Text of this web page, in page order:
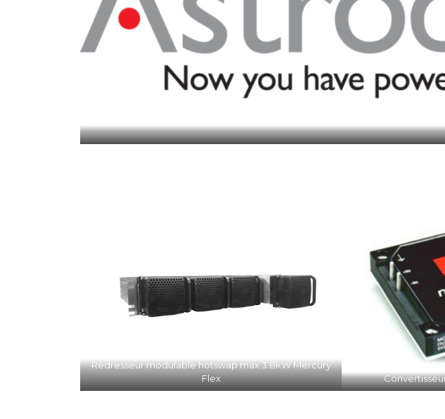
Redresseur modulable hotswap max 3.8kW Mercury
Flex